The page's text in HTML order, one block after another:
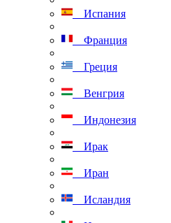
Испания
Франция
Греция
Венгрия
Индонезия
Ирак
Иран
Исландия